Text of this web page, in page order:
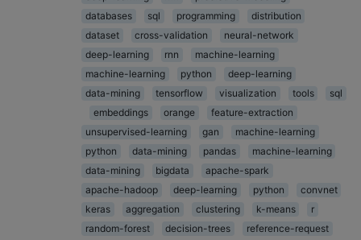
databases
sql programming
distribution
dataset
cross-validation
neural-network
deep-learning
rnn
machine-learning
machine-learning
python
deep-learning
data-mining
tensorflow visualization tools
sql
embeddings
orange
feature-extraction
unsupervised-learning
gan
machine-learning
python
data-mining pandas
machine-learning
data-mining
bigdata
apache-spark
apache-hadoop
deep-learning python
convnet
keras
aggregation clustering k-means
r
random-forest
decision-trees
reference-request